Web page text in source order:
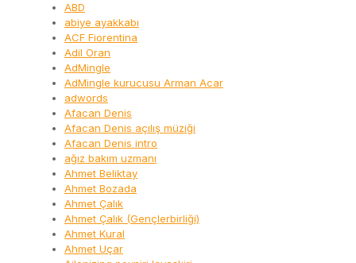
ABD
abiye ayakkabı
ACF Fiorentina
Adil Oran
AdMingle
AdMingle kurucusu Arman Acar
adwords
Afacan Denis
Afacan Denis açılış müziği
Afacan Denis intro
ağız bakım uzmanı
Ahmet Beliktay
Ahmet Bozada
Ahmet Çalık
Ahmet Çalık (Gençlerbirliği)
Ahmet Kural
Ahmet Uçar